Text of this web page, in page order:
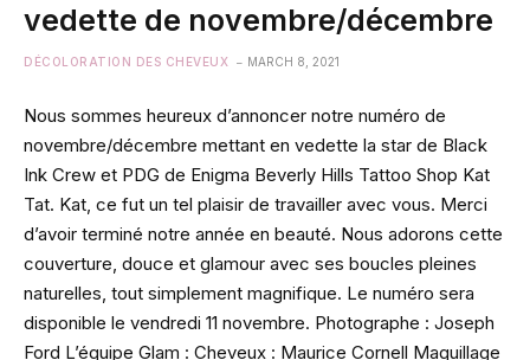
vedette de novembre/décembre
DÉCOLORATION DES CHEVEUX MARCH 8, 2021
Nous sommes heureux d’annoncer notre numéro de
novembre/décembre mettant en vedette la star de Black
Ink Crew et PDG de Enigma Beverly Hills Tattoo Shop Kat
Tat. Kat, ce fut un tel plaisir de travailler avec vous. Merci
d’avoir terminé notre année en beauté. Nous adorons cette
couverture, douce et glamour avec ses boucles pleines
naturelles, tout simplement magnifique. Le numéro sera
disponible le vendredi 11 novembre. Photographe : Joseph
Ford L’équipe Glam : Cheveux : Maurice Cornell Maquillage